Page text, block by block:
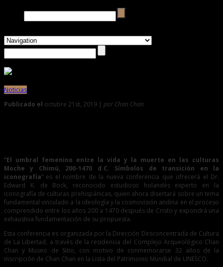
Noticias
Publicado el octubre 21st, 2019 | por Chan Chan
“El umbral femenino entre la vida y la muerte en las culturas
Moche y Chimú, 200-1470 d.C. Símbolos de transición en la
iconografía” es el nombre de la nueva conferencia que ofrecerá el Dr.
Edward K. de Bock, reconocido estudioso holandés experto en la
iconografía de culturas prehispánicas, quien ahora disertará sobre un tema
fundamental vinculado a la ideología y la cosmovisión andina en el proceso
comprendido entre los años 200 a 1470 después de Cristo y expondrá una
exhaustiva fundamentación de su propuesta.
Esta conferencia es organizada por la Dirección Desconcentrada de Cultura
de La Libertad, a través de la residencia del Complejo Arqueológico Chan
Chan y Museo de Sitio, con motivo de conmemorarse 32 años de la
inscripción de Chan Chan en la Lista del Patrimonio Mundial de UNESCO.